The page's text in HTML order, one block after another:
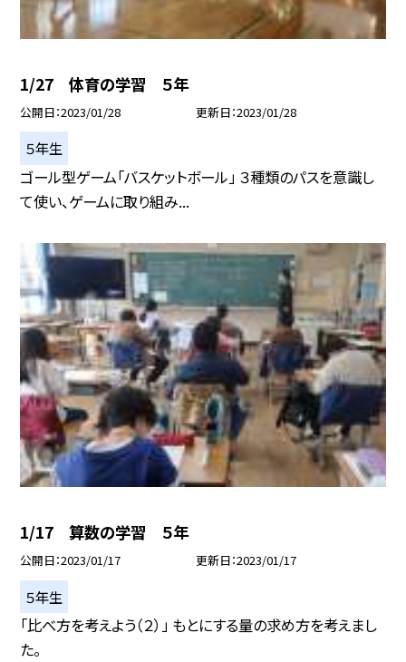
1/27 体育の学習 ５年
公開日 2023/01/28 更新日 2023/01/28
５年生
ゴール型ゲーム「バスケットボール」 ３種類のパスを意識し
て使い、ゲームに取り組み...
1/17 算数の学習 ５年
公開日 2023/01/17 更新日 2023/01/17
５年生
「比べ方を考えよう（２）」 もとにする量の求め方を考えまし
た。